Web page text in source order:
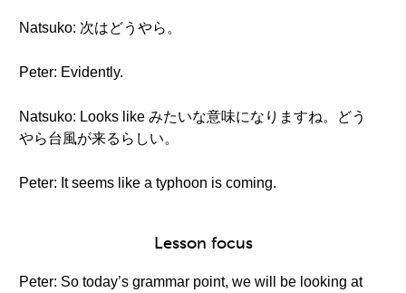
Natsuko: 次はどうやら。
Peter: Evidently.
Natsuko: Looks like みたいな意味になりますね。どう
やら台風が来るらしい。
Peter: It seems like a typhoon is coming.
Lesson focus
Peter: So today’s grammar point, we will be looking at